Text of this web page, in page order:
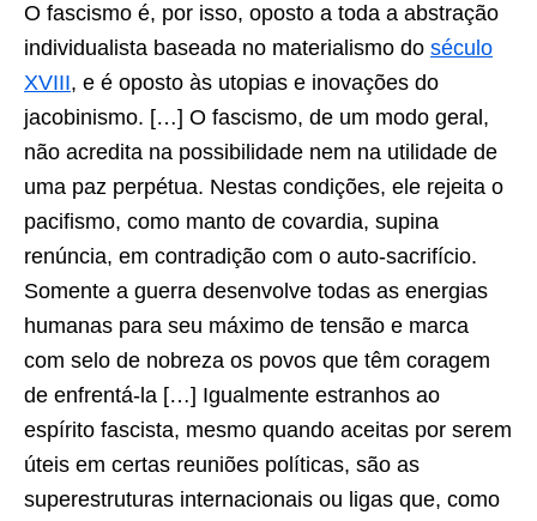
O fascismo é, por isso, oposto a toda a abstração
individualista baseada no materialismo do século
XVIII, e é oposto às utopias e inovações do
jacobinismo. […] O fascismo, de um modo geral,
não acredita na possibilidade nem na utilidade de
uma paz perpétua. Nestas condições, ele rejeita o
pacifismo, como manto de covardia, supina
renúncia, em contradição com o auto-sacrifício.
Somente a guerra desenvolve todas as energias
humanas para seu máximo de tensão e marca
com selo de nobreza os povos que têm coragem
de enfrentá-la […] Igualmente estranhos ao
espírito fascista, mesmo quando aceitas por serem
úteis em certas reuniões políticas, são as
superestruturas internacionais ou ligas que, como